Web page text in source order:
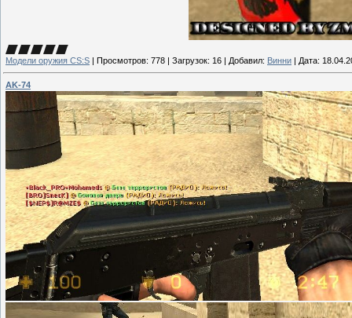
Модели оружия CS:S | Просмотров: 778 | Загрузок: 16 | Добавил: Винни | Дата:
AK-74